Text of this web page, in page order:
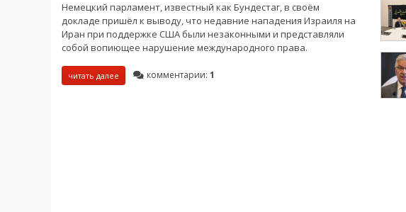
Немецкий парламент, известный как Бундестаг, в своём
докладе пришёл к выводу, что недавние нападения Израиля на
Иран при поддержке США были незаконными и представляли
собой вопиющее нарушение международного права.
читать далее комментарии: 1